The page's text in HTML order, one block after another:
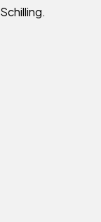
Schilling.